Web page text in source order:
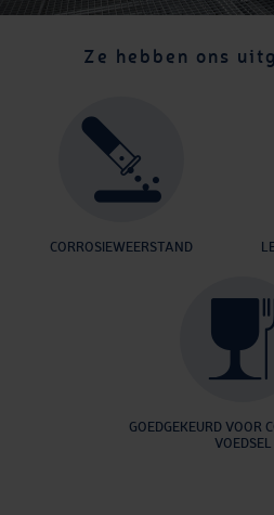
Ze hebben ons
CORROSIEWEERSTAND
GOEDGEKEURD VOOR
VOEDSEL